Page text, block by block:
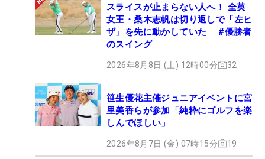
スライスが止まらない人へ！ 全英
女王・桑木志帆は切り返しで「左ヒ
ザ」を先に動かしていた #優勝者
のスイング
2026年8月8日 (土) 12時00分 32
笹生優花主催ジュニアイベントに宮
里美香らが参加「純粋にゴルフを楽
しんでほしい」
2026年8月7日 (金) 07時15分 19